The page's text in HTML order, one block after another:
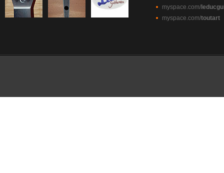
myspace.com/
myspace.com/toutart